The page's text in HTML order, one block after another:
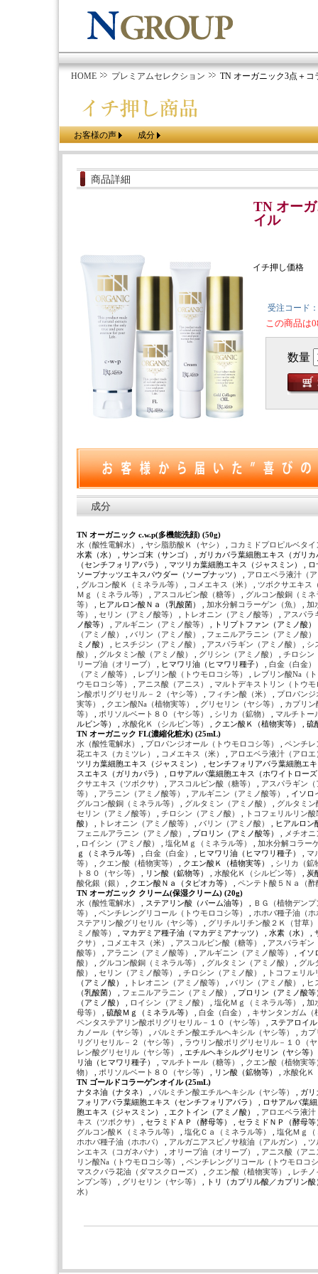
HOME プレミアムセレクション TN オーガニック3点＋コ
お客様の声 成分
商品詳細
TN オー
イル
イチ押し価格
受注コード：
この商品は
数量
成分
TN オーガニック c.w.p(多機能洗顔) (50g)
水（酸性電解水）
ヤシ脂肪酸Ｋ（ヤシ）
コカミドプロピルベタ
水素（水） , サンゴ末（サンゴ） , ガリカバラ葉細胞エキス（ガリ
（センチフォリアバラ） , マツリカ葉細胞エキス（ジャスミン） ,
ソープナッツエキスパウダー（ソープナッツ） ,
アロエベラ液汁（
グルコン酸Ｋ（ミネラル等） コメエキス（米）
ツボクサエキス
Ｍｇ（ミネラル等）
アスコルビン酸（糖等）
グルコン酸銅（ミ
等）
, ヒアルロン酸Ｎａ（乳酸菌） , 加水分解コラーゲン（魚）
加
等）
セリン（アミノ酸等） トレオニン（アミノ酸等）
アスパラ
ノ酸等） ,
アルギニン（アミノ酸等）
, トリプトファン（アミノ酸
（アミノ酸）
バリン（アミノ酸） フェニルアラニン（アミノ酸）
ミノ酸） ,
ヒスチジン（アミノ酸） アスパラギン（アミノ酸）
シ
酸）
グルタミン酸（アミノ酸） グリシン（アミノ酸）
チロシン
リーブ油（オリーブ）
, ヒマワリ油（ヒマワリ種子） , 白金（白金）
（アミノ酸等）
レブリン酸（トウモロコシ等）
レブリン酸Na（
ウモロコシ等）
アニス酸（アニス）
マルトデキストリン（トウ
ン酸ポリグリセリル－２（ヤシ等）
フィチン酸（米）
プロパン
実等）
クエン酸Na（植物実等） グリセリン（ヤシ等）
カプリ
等）
ポリソルベート８０（ヤシ等） シリカ（鉱物）
マルチトー
ルビン等） , 水酸化Ｋ（シルビン等）
, クエン酸Ｋ（植物実等） ,
TN オーガニック FL(濃縮化粧水) (25mL)
水（酸性電解水）
プロパンジオール（トウモロコシ等）
ペンチ
花エキス（カミツレ）
コメエキス（米）
アロエベラ液汁（アロ
ツリカ葉細胞エキス（ジャスミン） , センチフォリアバラ葉細胞エ
スエキス（ガリカバラ） , ロサアルバ葉細胞エキス（ホワイトロー
クサエキス（ツボクサ）
アスコルビン酸（糖等）
アスパラギン
等）
アラニン（アミノ酸等） アルギニン（アミノ酸等）
, イソ
グルコン酸銅（ミネラル等）
グルタミン（アミノ酸）
グルタミ
セリン（アミノ酸等）
チロシン（アミノ酸）
トコフェリルリン
酸） ,
トレオニン（アミノ酸等） バリン（アミノ酸）
, ヒアルロ
フェニルアラニン（アミノ酸）
, プロリン（アミノ酸等） ,
メチオ
ロイシン（アミノ酸） 塩化Ｍｇ（ミネラル等）
加水分解コラー
ｇ（ミネラル等） , 白金（白金） , ヒマワリ油（ヒマワリ種子） ,
マ
等）
クエン酸（植物実等） , クエン酸Ｋ（植物実等） ,
シリカ（鉱
ト８０（ヤシ等）
, リン酸（鉱物等） , 水酸化Ｋ（シルビン等）
,
酸化銀（銀）
, クエン酸Ｎａ（タピオカ等） , ペンテト酸５Ｎａ（
TN オーガニック クリーム(保湿クリーム) (20g)
水（酸性電解水）
, ステアリン酸（パーム油等） ,
ＢＧ（植物デン
等）
ペンチレングリコール（トウモロコシ等）
ホホバ種子油（
ステアリン酸グリセリル（ヤシ等）
グリチルリチン酸２Ｋ（甘草
ミノ酸等）
, マカデミア種子油（マカデミアナッツ） , 水素（水） ,
クサ）
コメエキス（米） アスコルビン酸（糖等）
アスパラギン
酸等）
アラニン（アミノ酸等） アルギニン（アミノ酸等）
, イ
酸）
グルコン酸銅（ミネラル等） グルタミン（アミノ酸）
グル
酸）
セリン（アミノ酸等） チロシン（アミノ酸）
トコフェリ
（アミノ酸） ,
トレオニン（アミノ酸等） バリン（アミノ酸）
ヒ
（乳酸菌） ,
フェニルアラニン（アミノ酸）
, プロリン（アミノ酸
（アミノ酸） ,
ロイシン（アミノ酸） 塩化Ｍｇ（ミネラル等）
加
母等）
, 硫酸Ｍｇ（ミネラル等） , 白金（白金）
キサンタンガム
ペンタステアリン酸ポリグリセリル－１０（ヤシ等）
, ステアロイ
カノール（ヤシ等）
パルミチン酸エチルヘキシル（ヤシ等）
カ
リグリセリル－２（ヤシ等）
ラウリン酸ポリグリセリル－１０（
レン酸グリセリル（ヤシ等）
, エチルヘキシルグリセリン（ヤシ等
リ油（ヒマワリ種子） ,
マルチトール（糖等）
クエン酸（植物実
物）
ポリソルベート８０（ヤシ等） , リン酸（鉱物等） , 水酸化Ｋ
TN ゴールドコラーゲンオイル (25mL)
ナタネ油（ナタネ） ,
パルミチン酸エチルヘキシル（ヤシ等）
, ガ
フォリアバラ葉細胞エキス（センチフォリアバラ） , ロサアルバ葉
胞エキス（ジャスミン） , エクトイン（アミノ酸） ,
アロエベラ液
キス（ツボクサ）
, セラミドＡＰ（酵母等） , セラミドＮＰ（酵母
グルコン酸Ｋ（ミネラル等）
塩化Ｃａ（ミネラル等）
塩化Ｍｇ
ホホバ種子油（ホホバ）
アルガニアスピノサ核油（アルガン）
ツ
ンエキス（コガネバナ）
オリーブ油（オリーブ）
アニス酸（ア
リン酸Na（トウモロコシ等）
ペンチレングリコール（トウモロコ
マスクバラ花油（ダマスクローズ）
クエン酸（植物実等）
レチ
ンプン等）
グリセリン（ヤシ等）
, トリ（カプリル酸／カプリン
水）